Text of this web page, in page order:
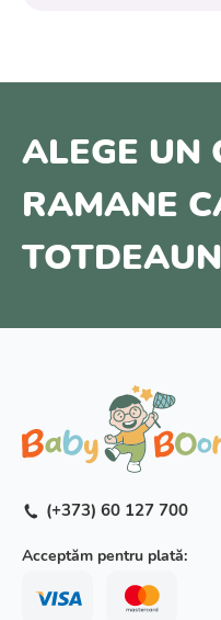
ALEGE UN
RAMANE
(+373) 60 127 700
Acceptăm pentru plată: